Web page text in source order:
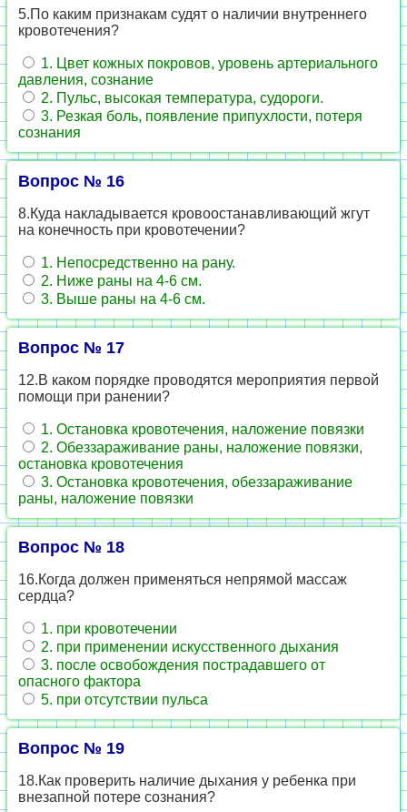
5.По каким признакам судят о наличии внутреннего
кровотечения?
1. Цвет кожных покровов, уровень артериального
давления, сознание
2. Пульс, высокая температура, судороги.
3. Резкая боль, появление припухлости, потеря
сознания
Вопрос № 16
8.Куда накладывается кровоостанавливающий жгут
на конечность при кровотечении?
1. Непосредственно на рану.
2. Ниже раны на 4-6 см.
3. Выше раны на 4-6 см.
Вопрос № 17
12.В каком порядке проводятся мероприятия первой
помощи при ранении?
1. Остановка кровотечения, наложение повязки
2. Обеззараживание раны, наложение повязки,
остановка кровотечения
3. Остановка кровотечения, обеззараживание
раны, наложение повязки
Вопрос № 18
16.Когда должен применяться непрямой массаж
сердца?
1. при кровотечении
2. при применении искусственного дыхания
3. после освобождения пострадавшего от
опасного фактора
5. при отсутствии пульса
Вопрос № 19
18.Как проверить наличие дыхания у ребенка при
внезапной потере сознания?